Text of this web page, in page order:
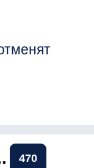
470